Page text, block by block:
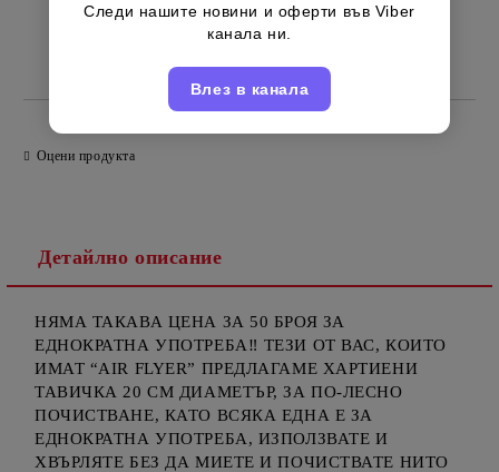
Марка: Китайски
Оцени продукта
Детайлно описание
НЯМА ТАКАВА ЦЕНА ЗА 50 БРОЯ ЗА
ЕДНОКРАТНА УПОТРЕБА‼️ ТЕЗИ ОТ ВАС, КОИТО
ИМАТ “AIR FLYER” ПРЕДЛАГАМЕ ХАРТИЕНИ
ТАВИЧКА 20 СМ ДИАМЕТЪР, ЗА ПО-ЛЕСНО
ПОЧИСТВАНЕ, КАТО ВСЯКА ЕДНА Е ЗА
ЕДНОКРАТНА УПОТРЕБА, ИЗПОЛЗВАТЕ И
ХВЪРЛЯТЕ БЕЗ ДА МИЕТЕ И ПОЧИСТВАТЕ НИТО
Следи нашите новини и оферти във Viber
канала ни.
Влез в канала